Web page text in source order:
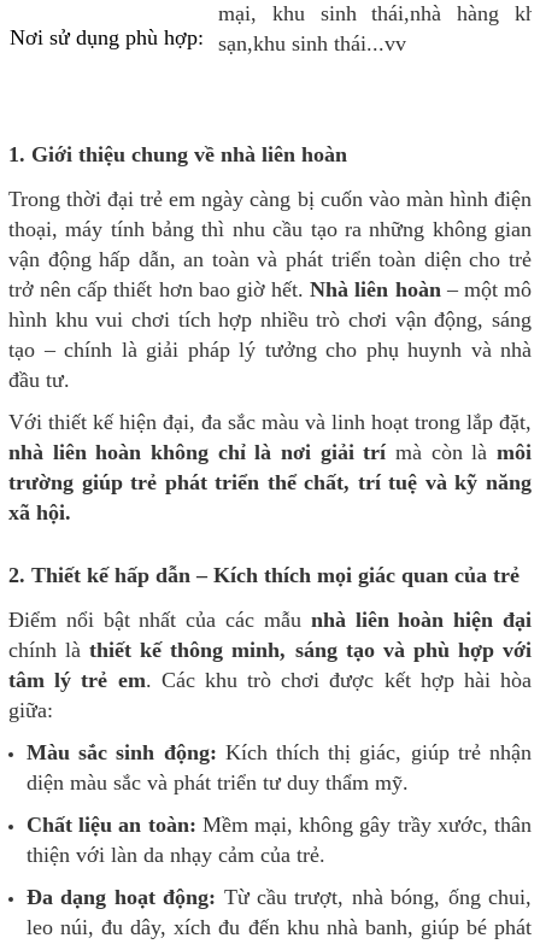
Nơi sử dụng phù hợp:
mại, khu sinh thái,nhà hàng
sạn,khu sinh thái...vv
1. Giới thiệu chung về nhà liên hoàn
Trong thời đại trẻ em ngày càng bị cuốn vào màn hình điện
thoại, máy tính bảng thì nhu cầu tạo ra những không gian
vận động hấp dẫn, an toàn và phát triển toàn diện cho trẻ
trở nên cấp thiết hơn bao giờ hết.Nhà liên hoàn– một mô
hình khu vui chơi tích hợp nhiều trò chơi vận động, sáng
tạo – chính là giải pháp lý tưởng cho phụ huynh và nhà
đầu tư.
Với thiết kế hiện đại, đa sắc màu và linh hoạt trong lắp đặt,
nhà liên hoàn không chỉ là nơi giải trí mà còn làmôi
trường giúp trẻ phát triển thể chất, trí tuệ và kỹ năng
xã hội.
2. Thiết kế hấp dẫn – Kích thích mọi giác quan của trẻ
Điểm nổi bật nhất của các mẫu nhà liên hoàn hiện đại
chính làthiết kế thông minh, sáng tạo và phù hợp với
tâm lý trẻ em. Các khu trò chơi được kết hợp hài hòa
giữa:
Màu sắc sinh động: Kích thích thị giác, giúp trẻ nhận
diện màu sắc và phát triển tư duy thẩm mỹ.
Chất liệu an toàn: Mềm mại, không gây trầy xước, thân
thiện với làn da nhạy cảm của trẻ.
Đa dạng hoạt động: Từ cầu trượt, nhà bóng, ống chui,
leo núi, đu dây, xích đu đến khu nhà banh, giúp bé phát